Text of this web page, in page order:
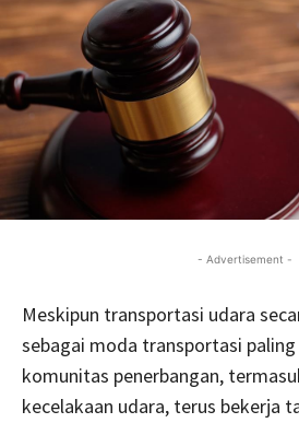
- Advertisement -
Meskipun transportasi udara
sebagai moda transportasi
komunitas penerbangan,
kecelakaan udara, terus bekerja